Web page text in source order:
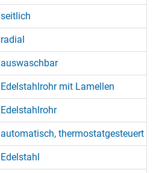
seitlich
radial
auswaschbar
Edelstahlrohr mit Lamellen
Edelstahlrohr
automatisch, thermostatgesteuert
Edelstahl